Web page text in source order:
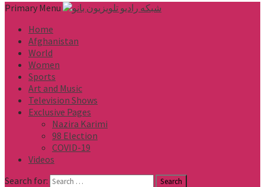
Primary Menu
Home
Afghanistan
World
Women
Sports
Art and Music
Television Shows
Exclusive Pages
Nazira Karimi
98 Election
COVID-19
Videos
Search for: